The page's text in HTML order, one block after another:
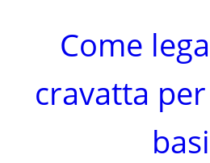
Come
cravatta
basi